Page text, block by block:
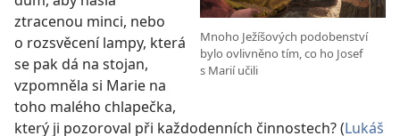
Mnoho Ježíšových podobenství
bylo ovlivněno tím, co ho Josef
s Marií učili
ztracenou minci, nebo
o rozsvěcení lampy, která
se pak dá na stojan,
vzpomněla si Marie na
toho malého chlapečka,
který ji pozoroval při každodenních činnostech? (Lukáš